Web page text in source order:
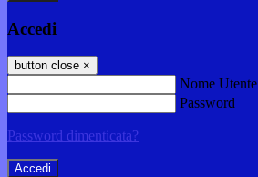
Accedi
button close ×
Nome Utente
Password
Password dimenticata?